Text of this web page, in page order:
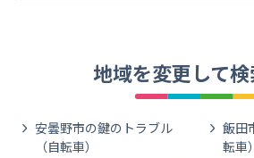
地域を変更して
安曇野市の鍵のトラブル
（自転車）
飯田
転車）